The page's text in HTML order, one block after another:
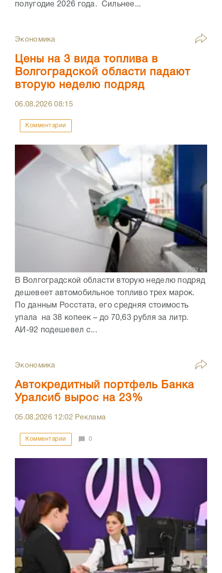
полугодие 2026 года. Сильнее...
Экономика
Цены на 3 вида топлива в
Волгоградской области падают
вторую неделю подряд
06.08.202608:15
Комментарии
В Волгоградской области вторую неделю подряд
дешевеет автомобильное топливо трех марок.
По данным Росстата, его средняя стоимость
упала на 38 копеек – до 70,63 рубля за литр.
АИ-92 подешевел с...
Экономика
Автокредитный портфель Банка
Уралсиб вырос на 23%
05.08.2026 12:02Реклама
Комментарии 0